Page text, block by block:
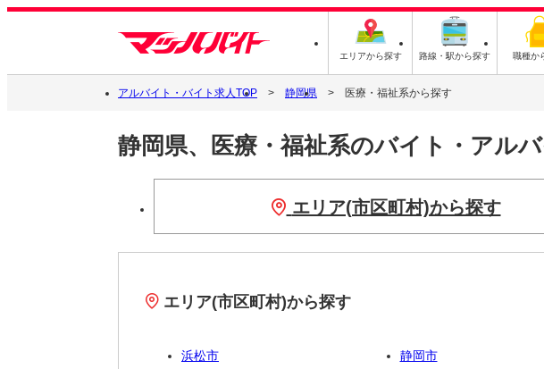
エリアから探す 路線・駅から探す 職種か
アルバイト・バイト求人TOP 静岡県 医療・福祉系から探す
静岡県、医療・福祉系のバイト・アル
エリア(市区町村)から探す
エリア(市区町村)から探す
浜松市 静岡市